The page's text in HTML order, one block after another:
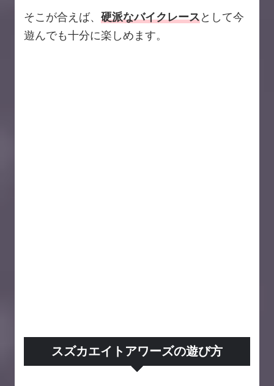
そこが合えば、 硬派なバイクレースとして今
遊んでも十分に楽しめます。
スズカエイトアワーズの遊び方